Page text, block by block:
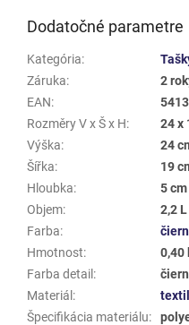
Dodatočné parametre
Kategória:
Záruka:
2
EAN:
Rozměry V x Š x H:
24 x
Výška:
24
Šířka:
19
Hloubka:
5 cm
Objem:
2,2 L
Farba:
Hmotnost:
0,40
Farba detail :
Materiál :
textil
Špecifikácia materiálu: